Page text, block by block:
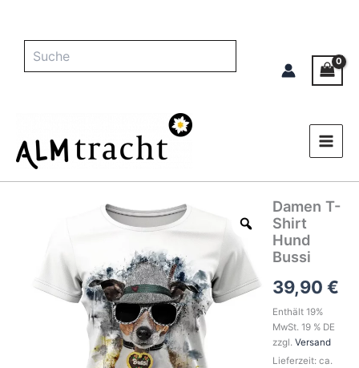
Damen T-
Shirt
Hund
Bussi
39,90 €
Enthält 19%
MwSt. 19 % DE
zzgl. Versand
Lieferzeit: ca.
Menge